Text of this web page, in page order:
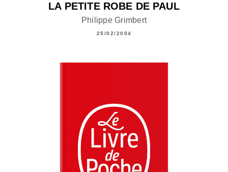
LA PETITE ROBE DE PAUL
Philippe Grimbert
25/02/2004